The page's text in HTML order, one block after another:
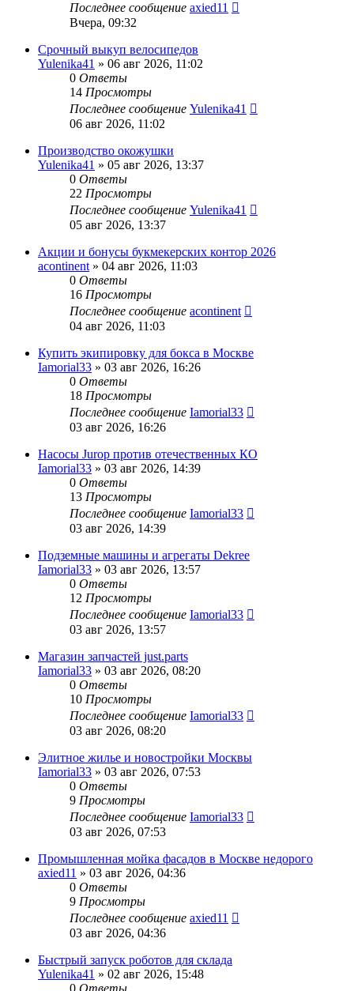
Последнее сообщение axied11
Вчера, 09:32
Срочный выкуп велосипедов
Yulenika41 » 06 авг 2026, 11:02
0 Ответы
14 Просмотры
Последнее сообщение Yulenika41
06 авг 2026, 11:02
Производство окожушки
Yulenika41 » 05 авг 2026, 13:37
0 Ответы
22 Просмотры
Последнее сообщение Yulenika41
05 авг 2026, 13:37
Акции и бонусы букмекерских контор 2026
acontinent » 04 авг 2026, 11:03
0 Ответы
16 Просмотры
Последнее сообщение acontinent
04 авг 2026, 11:03
Купить экипировку для бокса в Москве
Iamorial33 » 03 авг 2026, 16:26
0 Ответы
18 Просмотры
Последнее сообщение Iamorial33
03 авг 2026, 16:26
Насосы Jurop против отечественных КО
Iamorial33 » 03 авг 2026, 14:39
0 Ответы
13 Просмотры
Последнее сообщение Iamorial33
03 авг 2026, 14:39
Подземные машины и агрегаты Dekree
Iamorial33 » 03 авг 2026, 13:57
0 Ответы
12 Просмотры
Последнее сообщение Iamorial33
03 авг 2026, 13:57
Магазин запчастей just.parts
Iamorial33 » 03 авг 2026, 08:20
0 Ответы
10 Просмотры
Последнее сообщение Iamorial33
03 авг 2026, 08:20
Элитное жилье и новостройки Москвы
Iamorial33 » 03 авг 2026, 07:53
0 Ответы
9 Просмотры
Последнее сообщение Iamorial33
03 авг 2026, 07:53
Промышленная мойка фасадов в Москве недорого
axied11 » 03 авг 2026, 04:36
0 Ответы
9 Просмотры
Последнее сообщение axied11
03 авг 2026, 04:36
Быстрый запуск роботов для склада
Yulenika41 » 02 авг 2026, 15:48
0 Ответы